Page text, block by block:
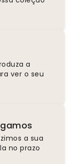
a
ver o seu
a sua
no prazo